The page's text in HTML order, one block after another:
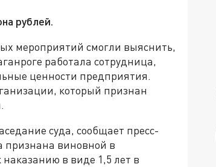
рублей.
мероприятий смогли выяснить,
работала сотрудница,
ценности предприятия.
который признан
суда, сообщает пресс-
признана виновной в
в виде 1,5 лет в